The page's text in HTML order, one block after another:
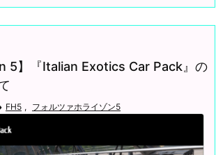
5】『Italian Exotics Car Pack』の
FH5 , フォルツァホライゾン5